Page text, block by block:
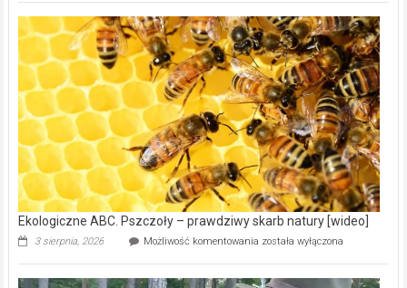
Wręczyca
Wielka
z
dofinansowaniem
ponad
15,6
mln
na
modernizację
oczyszczalni
ścieków
[wideo]
Ekologiczne ABC. Pszczoły – prawdziwy skarb natury [wideo]
3 sierpnia, 2026 Możliwość komentowania Ekologiczne
–
została wyłączona